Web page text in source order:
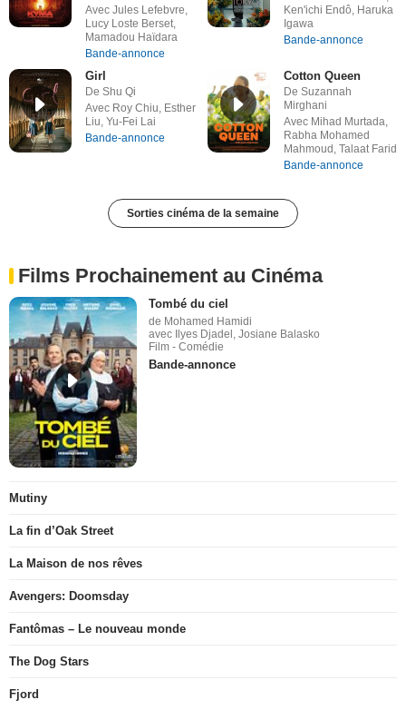
Avec Jules Lefebvre,
Lucy Loste Berset,
Mamadou Haïdara
Bande-annonce
Ken'ichi Endô, Haruka
Igawa
Bande-annonce
Girl
De Shu Qi
Avec Roy Chiu, Esther
Liu, Yu-Fei Lai
Bande-annonce
Cotton Queen
De Suzannah
Mirghani
Avec Mihad Murtada,
Rabha Mohamed
Mahmoud, Talaat Farid
Bande-annonce
Sorties cinéma de la semaine
Films Prochainement au Cinéma
Tombé du ciel
de Mohamed Hamidi
avec Ilyes Djadel, Josiane Balasko
Film - Comédie
Bande-annonce
Mutiny
La fin d’Oak Street
La Maison de nos rêves
Avengers: Doomsday
Fantômas – Le nouveau monde
The Dog Stars
Fjord